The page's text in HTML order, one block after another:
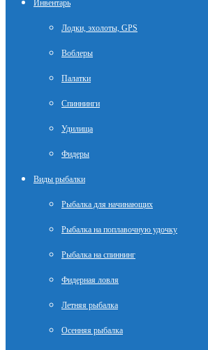
Инвентарь
Лодки, эхолоты, GPS
Воблеры
Палатки
Спиннинги
Удилища
Фидеры
Виды рыбалки
Рыбалка для начинающих
Рыбалка на поплавочную удочку
Рыбалка на спиннинг
Фидерная ловля
Летняя рыбалка
Осенняя рыбалка